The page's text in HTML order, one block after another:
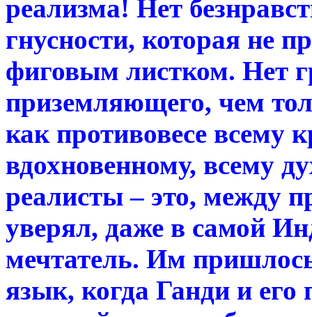
реализма! Нет
гнусности, которая не
фиговым листком. Нет
приземляющего, чем
как противовесе всему
вдохновенному, всему
реалисты – это, между
уверял, даже в самой
мечтатель. Им
язык, когда Ганди и